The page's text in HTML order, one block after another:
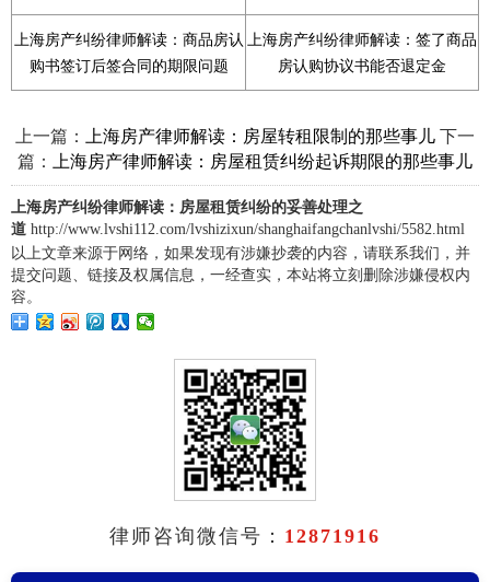
上海房产纠纷律师解读：商品房认
购书签订后签合同的期限问题
上海房产纠纷律师解读：签了商品
房认购协议书能否退定金
上一篇： 上海房产律师解读：房屋转租限制的那些事儿 下一
篇：
上海房产律师解读：房屋租赁纠纷起诉期限的那些事儿
上海房产纠纷律师解读：房屋租赁纠纷的妥善处理之
道 http://www.lvshi112.com/lvshizixun/shanghaifangchanlvshi/5582.html
以上文章来源于网络，如果发现有涉嫌抄袭的内容，请联系我们，并
提交问题、链接及权属信息，一经查实，本站将立刻删除涉嫌侵权内
容。
律师咨询微信号： 12871916